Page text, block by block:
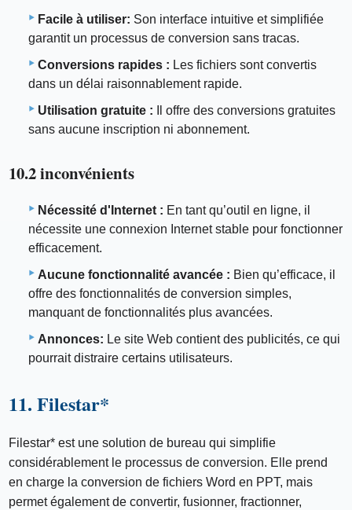
Facile à utiliser: Son interface intuitive et simplifiée
garantit un processus de conversion sans tracas.
Conversions rapides : Les fichiers sont convertis
dans un délai raisonnablement rapide.
Utilisation gratuite : Il offre des conversions gratuites
sans aucune inscription ni abonnement.
10.2 inconvénients
Nécessité d'Internet : En tant qu’outil en ligne, il
nécessite une connexion Internet stable pour fonctionner
efficacement.
Aucune fonctionnalité avancée : Bien qu’efficace, il
offre des fonctionnalités de conversion simples,
manquant de fonctionnalités plus avancées.
Annonces: Le site Web contient des publicités, ce qui
pourrait distraire certains utilisateurs.
11. Filestar*
Filestar* est une solution de bureau qui simplifie
considérablement le processus de conversion. Elle prend
en charge la conversion de fichiers Word en PPT, mais
permet également de convertir, fusionner, fractionner,